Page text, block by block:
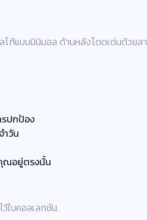
ก้แบบมินิมอล ด้านหลังโดดเด่นด้วยล
ปกป้อง
ำวัน
ณอยู่ตรงนั้น
นคอลเลกชัน.